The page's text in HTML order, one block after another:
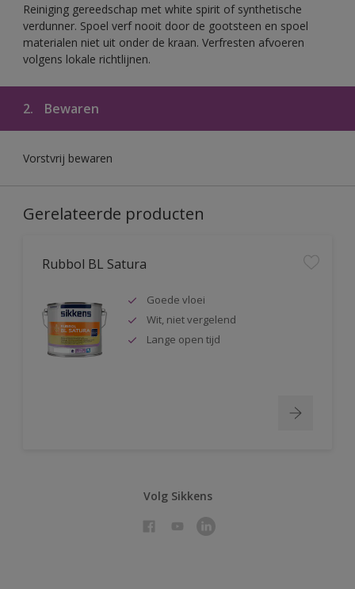
Reiniging gereedschap met white spirit of synthetische
verdunner. Spoel verf nooit door de gootsteen en spoel
materialen niet uit onder de kraan. Verfresten afvoeren
volgens lokale richtlijnen.
2. Bewaren
Vorstvrij bewaren
Gerelateerde producten
Rubbol BL Satura
Goede vloei
Wit, niet vergelend
Lange open tijd
Volg Sikkens